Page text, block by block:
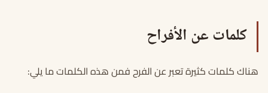
كلمات عن الأفراح
هناك كلمات كثيرة تعبر عن الفرح فمن هذه الكلمات ما يلي: